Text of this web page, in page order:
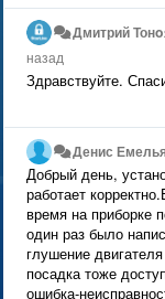
Дмитрий
назад
Здравствуйте.
Денис
Добрый день,
работает
время на приборке
один раз было
глушение
посадка тоже
ошибка-